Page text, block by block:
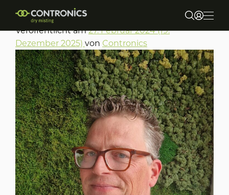
Über uns
Märkte und Anwendungen
Produkte
Nachhaltigkeit
Contact
Koen Christiaans
Veröffentlicht am27. Februar 2024(19.
Dezember 2025) von Contronics